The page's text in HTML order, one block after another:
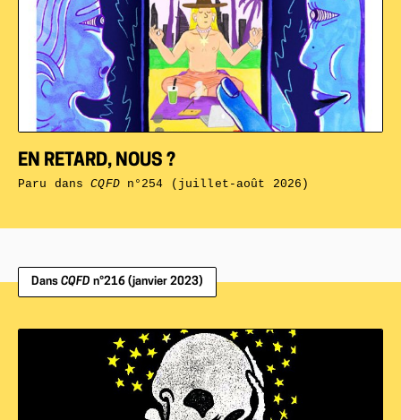
EN RETARD, NOUS ?
Paru dansCQFDn°254 (juillet-août 2026)
Dans CQFD n°216 (janvier 2023)